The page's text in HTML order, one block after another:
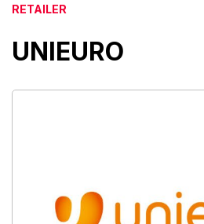
RETAILER
UNIEURO